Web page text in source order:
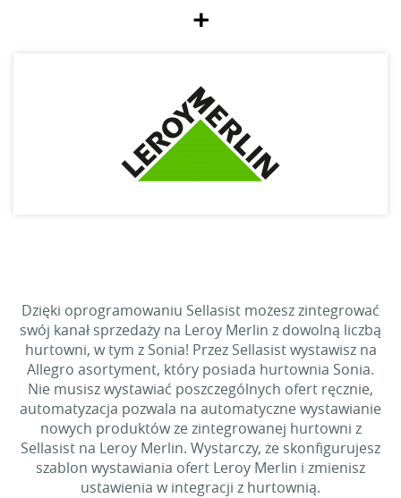
+
Dzięki oprogramowaniu Sellasist możesz zintegrować
swój kanał sprzedaży na Leroy Merlin z dowolną liczbą
hurtowni, w tym z Sonia! Przez Sellasist wystawisz na
Allegro asortyment, który posiada hurtownia Sonia.
Nie musisz wystawiać poszczególnych ofert ręcznie,
automatyzacja pozwala na automatyczne wystawianie
nowych produktów ze zintegrowanej hurtowni z
Sellasist na Leroy Merlin. Wystarczy, że skonfigurujesz
szablon wystawiania ofert Leroy Merlin i zmienisz
ustawienia w integracji z hurtownią.